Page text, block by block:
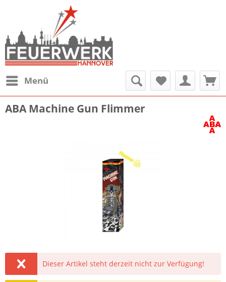
Menü
ABA Machine Gun Flimmer
Dieser Artikel steht derzeit nicht zur Verfügung!